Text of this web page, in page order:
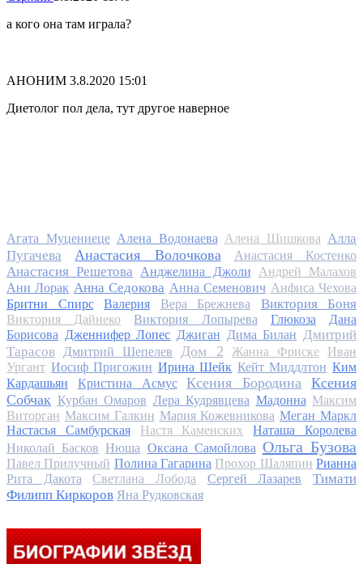
а кого она там играла?
АНОНИМ 3.8.2020 15:01
Диетолог пол дела, тут другое наверное
Агата Муцениеце Алена Водонаева Алена Шишкова Алла
Пугачева
Анастасия Волочкова Анастасия Костенко
Анастасия Решетова Анджелина Джоли
Андрей Малахов
Ани Лорак Анна Седокова Анна Семенович Анфиса Чехова
Бритни Спирс
Валерия Вера Брежнева Виктория Боня
Виктория Дайнеко Виктория Лопырева Глюкоза
Дана
Борисова Дженнифер Лопес Джиган Дима Билан Дмитрий
Тарасов
Дмитрий Шепелев Дом 2 Жанна Фриске
Иван
Ургант Иосиф Пригожин Ирина Шейк Кейт Миддлтон Ким
Кардашьян
Кристина Асмус Ксения Бородина
Ксения
Собчак Курбан Омаров Лера Кудрявцева Мадонна Максим
Виторган Максим Галкин Мария Кожевникова Меган Маркл
Настасья Самбурская
Настя Каменских
Наташа Королева
Николай Басков Нюша Оксана Самойлова Ольга Бузова
Павел Прилучный Полина Гагарина Прохор Шаляпин Рианна
Рита Дакота
Светлана Лобода Сергей Лазарев
Тимати
Филипп Киркоров Яна Рудковская